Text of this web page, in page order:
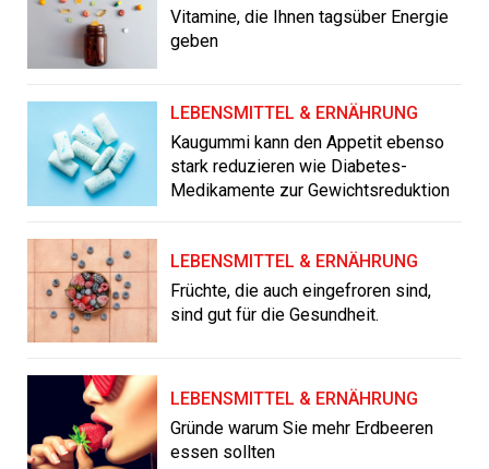
Vitamine, die Ihnen tagsüber Energie
geben
LEBENSMITTEL & ERNÄHRUNG
Kaugummi kann den Appetit ebenso
stark reduzieren wie Diabetes-
Medikamente zur Gewichtsreduktion
LEBENSMITTEL & ERNÄHRUNG
Früchte, die auch eingefroren sind,
sind gut für die Gesundheit.
LEBENSMITTEL & ERNÄHRUNG
Gründe warum Sie mehr Erdbeeren
essen sollten